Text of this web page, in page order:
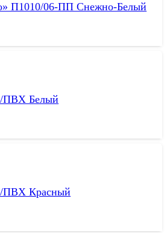
П1010/06-ПП Снежно-Белый
ПВХ Белый
ПВХ Красный